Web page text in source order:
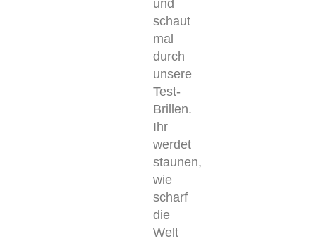
und
schaut
mal
durch
unsere
Test-
Brillen.
Ihr
werdet
staunen,
wie
scharf
die
Welt